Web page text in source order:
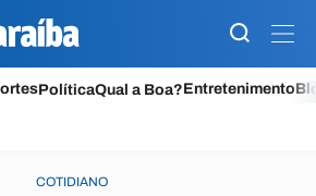
PolíticaQual a Boa?Entretenimento
COTIDIANO